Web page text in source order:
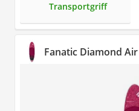
Transportgriff
Fanatic Diamond Air